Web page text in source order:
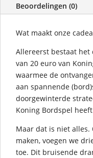
Beoordelingen (0)
Wat maakt onze
Allereerst bestaat het
van 20 euro van
waarmee de
aan spannende
doorgewinterde
Koning Bordspel
Maar dat is niet
maken, voegen we
toe. Dit bruisende